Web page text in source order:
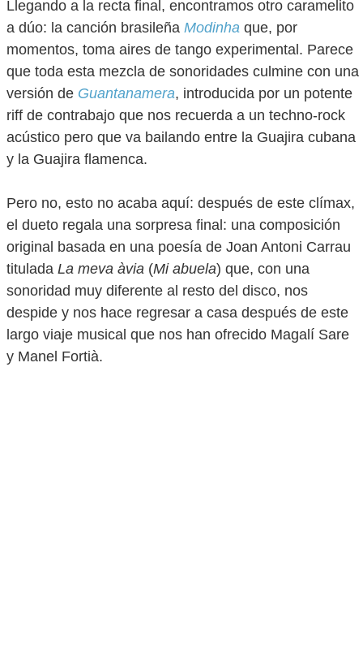
Llegando a la recta final, encontramos otro caramelito
a dúo: la canción brasileña Modinha que, por
momentos, toma aires de tango experimental. Parece
que toda esta mezcla de sonoridades culmine con una
versión de Guantanamera, introducida por un potente
riff de contrabajo que nos recuerda a un techno-rock
acústico pero que va bailando entre la Guajira cubana
y la Guajira flamenca.
Pero no, esto no acaba aquí: después de este clímax,
el dueto regala una sorpresa final: una composición
original basada en una poesía de Joan Antoni Carrau
titulada La meva àvia (Mi abuela) que, con una
sonoridad muy diferente al resto del disco, nos
despide y nos hace regresar a casa después de este
largo viaje musical que nos han ofrecido Magalí Sare
y Manel Fortià.